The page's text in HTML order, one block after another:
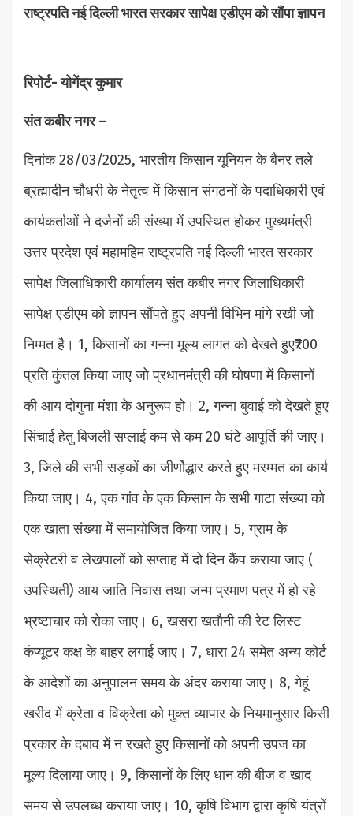
राष्ट्रपति नई दिल्ली भारत सरकार सापेक्ष एडीएम को सौंपा ज्ञापन
रिपोर्ट- योगेंद्र कुमार
संत कबीर नगर –
दिनांक 28/03/2025, भारतीय किसान यूनियन के बैनर तले
ब्रह्मादीन चौधरी के नेतृत्व में किसान संगठनों के पदाधिकारी एवं
कार्यकर्ताओं ने दर्जनों की संख्या में उपस्थित होकर मुख्यमंत्री
उत्तर प्रदेश एवं महामहिम राष्ट्रपति नई दिल्ली भारत सरकार
सापेक्ष जिलाधिकारी कार्यालय संत कबीर नगर जिलाधिकारी
सापेक्ष एडीएम को ज्ञापन सौंपते हुए अपनी विभिन मांगे रखी जो
निम्मत है। 1, किसानों का गन्ना मूल्य लागत को देखते हुए₹700
प्रति कुंतल किया जाए जो प्रधानमंत्री की घोषणा में किसानों
की आय दोगुना मंशा के अनुरूप हो। 2, गन्ना बुवाई को देखते हुए
सिंचाई हेतु बिजली सप्लाई कम से कम 20 घंटे आपूर्ति की जाए।
3, जिले की सभी सड़कों का जीर्णोद्धार करते हुए मरम्मत का कार्य
किया जाए। 4, एक गांव के एक किसान के सभी गाटा संख्या को
एक खाता संख्या में समायोजित किया जाए। 5, ग्राम के
सेक्रेटरी व लेखपालों को सप्ताह में दो दिन कैंप कराया जाए (
उपस्थिती) आय जाति निवास तथा जन्म प्रमाण पत्र में हो रहे
भ्रष्टाचार को रोका जाए। 6, खसरा खतौनी की रेट लिस्ट
कंप्यूटर कक्ष के बाहर लगाई जाए। 7, धारा 24 समेत अन्य कोर्ट
के आदेशों का अनुपालन समय के अंदर कराया जाए। 8, गेहूं
खरीद में क्रेता व विक्रेता को मुक्त व्यापार के नियमानुसार किसी
प्रकार के दबाव में न रखते हुए किसानों को अपनी उपज का
मूल्य दिलाया जाए। 9, किसानों के लिए धान की बीज व खाद
समय से उपलब्ध कराया जाए। 10, कृषि विभाग द्वारा कृषि यंत्रों